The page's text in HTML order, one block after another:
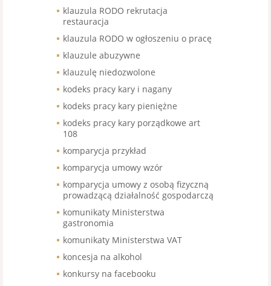
klauzula RODO rekrutacja
restauracja
klauzula RODO w ogłoszeniu o pracę
klauzule abuzywne
klauzulę niedozwolone
kodeks pracy kary i nagany
kodeks pracy kary pieniężne
kodeks pracy kary porządkowe art
108
komparycja przykład
komparycja umowy wzór
komparycja umowy z osobą fizyczną
prowadzącą działalność gospodarczą
komunikaty Ministerstwa
gastronomia
komunikaty Ministerstwa VAT
koncesja na alkohol
konkursy na facebooku